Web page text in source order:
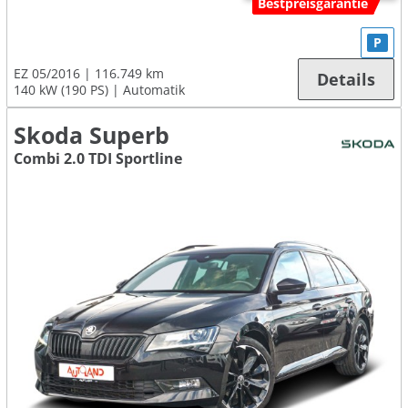
EZ 05/2016
116.749 km
140 kW (190 PS)
Automatik
P
Details
Skoda Superb
Combi 2.0 TDI Sportline